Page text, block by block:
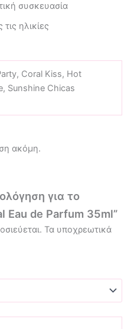
συσκευασία
ηλικίες
Coral Kiss, Hot
Sunshine Chicas
ακόμη.
για το
Eau de Parfum 35ml”
Τα υποχρεωτικά